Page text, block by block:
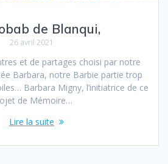
de Blanqui,
26 avril 2021
et de partages choisi par notre
Barbara, notre Barbie partie trop
Barbara Migny, l’initiatrice de ce
de Mémoire…
Lire la suite